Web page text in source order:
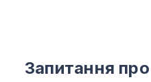
Запитання